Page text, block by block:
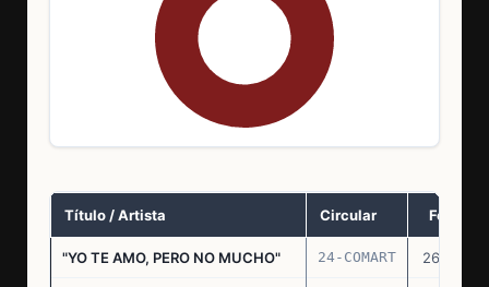
Título / Artista Circular Fecha
"YO TE AMO, PERO NO MUCHO" 24-COMART 26.11.69